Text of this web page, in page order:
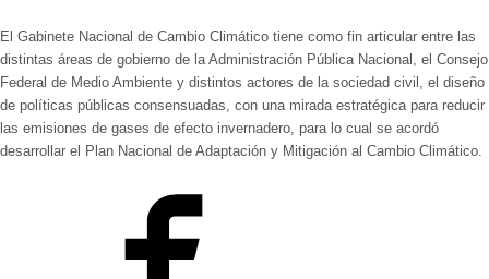
El Gabinete Nacional de Cambio Climático tiene como fin articular entre las
distintas áreas de gobierno de la Administración Pública Nacional, el Consejo
Federal de Medio Ambiente y distintos actores de la sociedad civil, el diseño
de políticas públicas consensuadas, con una mirada estratégica para reducir
las emisiones de gases de efecto invernadero, para lo cual se acordó
desarrollar el Plan Nacional de Adaptación y Mitigación al Cambio Climático.